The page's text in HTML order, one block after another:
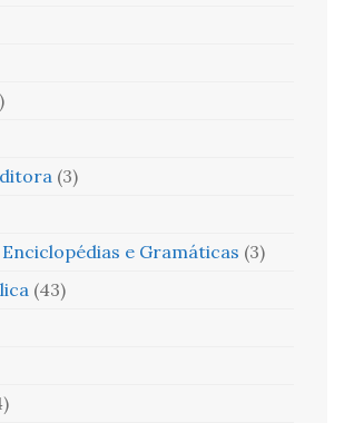
(3)
e Gramáticas (3)
(43)